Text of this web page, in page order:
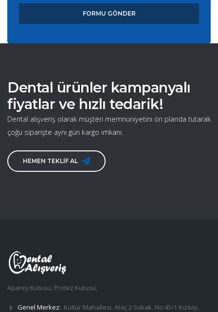
FORMU GÖNDER
Dental ürünler kampanyalı
fiyatlar ve hızlı tedarik!
Dental alışveriş olarak müşteri memnuniyetini ön planda tutarak
çoğu siparişte aynı gün kargo imkanı.
HEMEN TEKLİF AL
Aparey Kutusu, Protez Kutusu,
Genel Merkez: Kültür Mahallesi. Ataç 2 Sokak. No:45/1 Kızılay,